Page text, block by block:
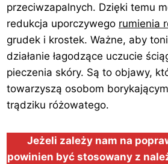
przeciwzapalnych. Dzięki temu
redukcja uporczywego rumienia
grudek i krostek. Ważne, aby
działanie łagodzące uczucie
pieczenia skóry. Są to objawy,
towarzyszą osobom
trądziku różowatego.
Jeżeli zależy nam na
powinien być stosowany z